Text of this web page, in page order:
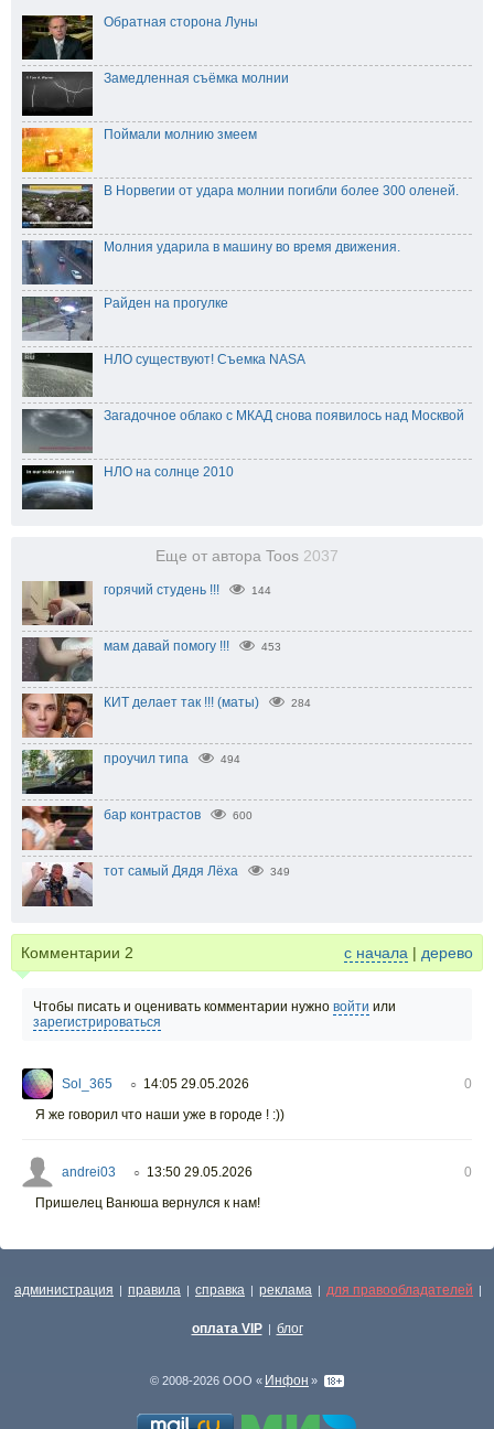
Обратная сторона Луны
Замедленная съёмка молнии
Поймали молнию змеем
В Норвегии от удара молнии погибли более 300 оленей.
Молния ударила в машину во время движения.
Райден на прогулке
НЛО существуют! Съемка NASA
Загадочное облако с МКАД снова появилось над Москвой
НЛО на солнце 2010
Еще от автора Toos 2037
горячий студень !!! 144
мам давай помогу !!! 453
КИТ делает так !!! (маты) 284
проучил типа 494
бар контрастов 600
тот самый Дядя Лёха 349
Комментарии 2 с начала | дерево
Чтобы писать и оценивать комментарии нужно войти или
зарегистрироваться
Sol_365 ○ 14:05 29.05.2026
0
Я же говорил что наши уже в городе ! :))
andrei03 ○ 13:50 29.05.2026
0
Пришелец Ванюша вернулся к нам!
администрация | правила | справка | реклама | для правообладателей |
оплата VIP | блог
© 2008-2026 ООО « Инфон »